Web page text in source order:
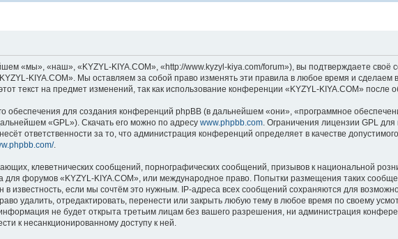
«мы», «наш», «KYZYL-KIYA.COM», «http://www.kyzyl-kiya.com/forum»), вы подтверждаете
KIYA.COM». Мы оставляем за собой право изменять эти правила в любое время и сделаем
текст на предмет изменений, так как использование конференции «KYZYL-KIYA.COM» после
для создания конференций phpBB (в дальнейшем «они», «программное
«GPL»). Скачать его можно по адресу www.phpbb.com. Ограничения лицензии GPL
ответственности за то, что администрация конференций определяет в качестве
.
клеветнических сообщений, порнографических сообщений, призывов к национальной
для форумов «KYZYL-KIYA.COM», или международное право. Попытки размещения таких
известность, если мы сочтём это нужным. IP-адреса всех сообщений сохраняются для
удалить, отредактировать, перенести или закрыть любую тему в любое время по своему
не будет открыта третьим лицам без вашего разрешения, ни администрация
к несанкционированному доступу к ней.